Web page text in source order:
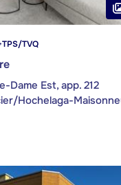
TVQ
Dame Est, app. 212
Hochelaga-